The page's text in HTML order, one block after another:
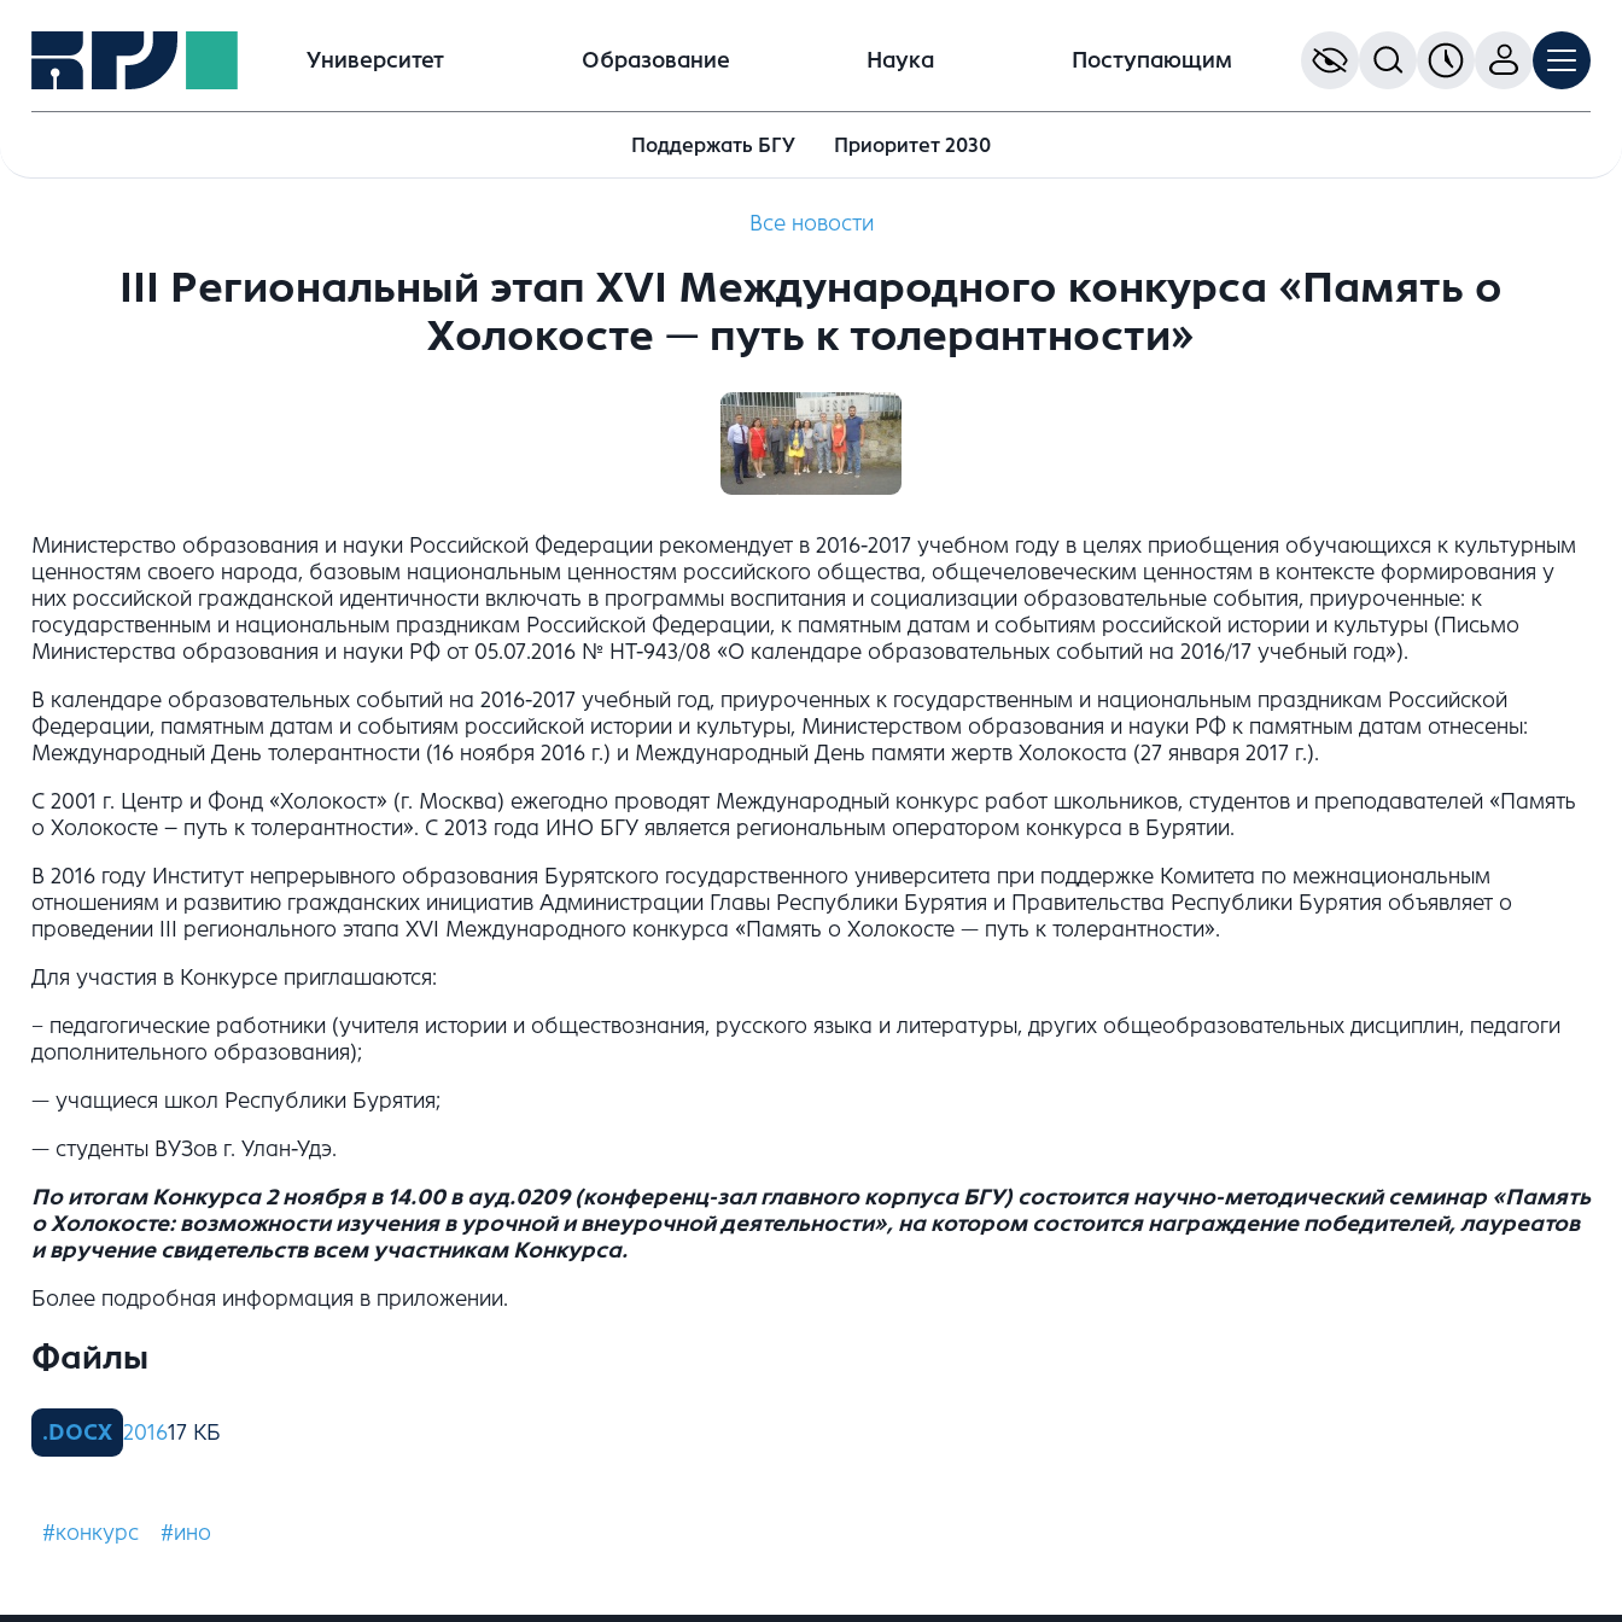
Университет Образование Наука Поступающим
Поддержать БГУ Приоритет 2030
Все новости
III Региональный этап XVI Международного конкурса «Память о
Холокосте — путь к толерантности»
Министерство образования и науки Российской Федерации рекомендует в 2016-2017 учебном году в целях приобщения обучающихся к культурным
ценностям своего народа, базовым национальным ценностям российского общества, общечеловеческим ценностям в контексте формирования у
них российской гражданской идентичности включать в программы воспитания и социализации образовательные события, приуроченные: к
государственным и национальным праздникам Российской Федерации, к памятным датам и событиям российской истории и культуры (Письмо
Министерства образования и науки РФ от 05.07.2016 № НТ-943/08 «О календаре образовательных событий на 2016/17 учебный год»).
В календаре образовательных событий на 2016-2017 учебный год, приуроченных к государственным и национальным праздникам Российской
Федерации, памятным датам и событиям российской истории и культуры, Министерством образования и науки РФ к памятным датам отнесены:
Международный День толерантности (16 ноября 2016 г.) и Международный День памяти жертв Холокоста (27 января 2017 г.).
С 2001 г. Центр и Фонд «Холокост» (г. Москва) ежегодно проводят Международный конкурс работ школьников, студентов и преподавателей «Память
о Холокосте – путь к толерантности». С 2013 года ИНО БГУ является региональным оператором конкурса в Бурятии.
В 2016 году Институт непрерывного образования Бурятского государственного университета при поддержке Комитета по межнациональным
отношениям и развитию гражданских инициатив Администрации Главы Республики Бурятия и Правительства Республики Бурятия объявляет о
проведении III регионального этапа XVI Международного конкурса «Память о Холокосте — путь к толерантности».
Для участия в Конкурсе приглашаются:
− педагогические работники (учителя истории и обществознания, русского языка и литературы, других общеобразовательных дисциплин, педагоги
дополнительного образования);
— учащиеся школ Республики Бурятия;
— студенты ВУЗов г. Улан-Удэ.
По итогам Конкурса 2 ноября в 14.00 в ауд.0209 (конференц-зал главного корпуса БГУ) состоится научно-методический семинар «Память
о Холокосте: возможности изучения в урочной и внеурочной деятельности», на котором состоится награждение победителей, лауреатов
и вручение свидетельств всем участникам Конкурса.
Более подробная информация в приложении.
Файлы
2016
#конкурс #ино